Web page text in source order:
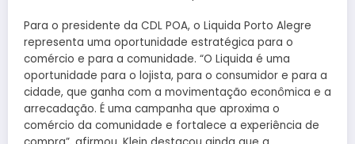
Para o presidente da CDL POA, o Liquida Porto Alegre
representa uma oportunidade estratégica para o
comércio e para a comunidade. “O Liquida é uma
oportunidade para o lojista, para o consumidor e para a
cidade, que ganha com a movimentação econômica e a
arrecadação. É uma campanha que aproxima o
comércio da comunidade e fortalece a experiência de